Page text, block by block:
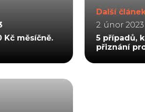
Kč měsíčně.
Další
2. únor 2023
5 případů,
přiznání